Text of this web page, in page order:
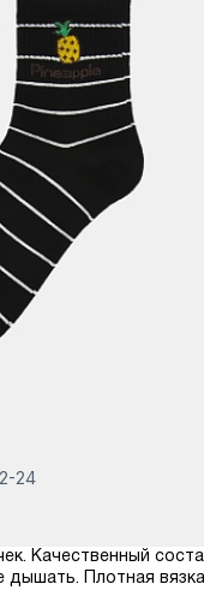
24
Качественный
Плотная